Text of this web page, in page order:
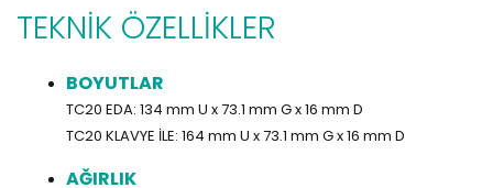
TEKNİK ÖZELLİKLER
BOYUTLAR
TC20 EDA: 134 mm U x 73.1 mm G x 16 mm D
TC20 KLAVYE İLE: 164 mm U x 73.1 mm G x 16 mm D
AĞIRLIK